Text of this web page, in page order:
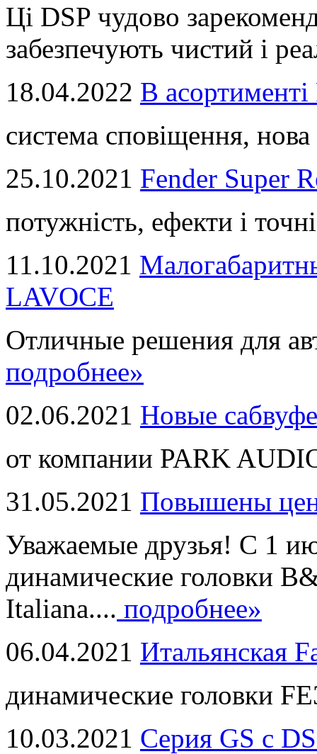
Ці DSP чудово
забезпечують чистий і
18.04.2022 В
система сповіщення,
25.10.2021 Fender Super
потужність, ефекти і
11.10.2021
LAVOCE
Отличные решения для
подробнее»
02.06.2021 Новые
от компании PARK
31.05.2021 Повышены
Уважаемые друзья! С 1
динамические головки
Italiana.... подробнее»
06.04.2021 Итальянская
динамические головки
10.03.2021 Серия GS с